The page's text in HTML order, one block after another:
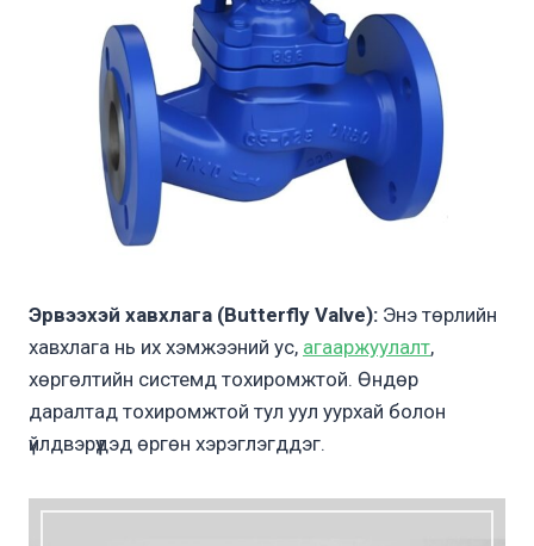
Эрвээхэй хавхлага (Butterfly Valve): Энэ төрлийн
хавхлага нь их хэмжээний ус, агааржуулалт,
хөргөлтийн системд тохиромжтой. Өндөр
даралтад тохиромжтой тул уул уурхай болон
үйлдвэрүүдэд өргөн хэрэглэгддэг.